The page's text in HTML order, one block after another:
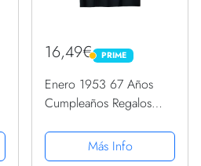
16,49€ PRIME
PRIME
Enero 1953 67 Años
Cumpleaños Regalos
CamisetaMás Info